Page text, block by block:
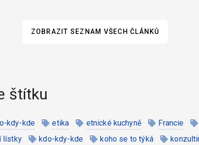
ZOBRAZIT SEZNAM VŠECH ČLÁNKŮ
štítku
kdy-kde etika etnické kuchyně Francie
lístky kdo-kdy-kde koho se to týká